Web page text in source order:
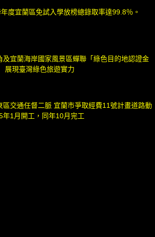
度宜蘭區免試入學放榜總錄取率達99.8％。
及宜蘭海岸國家風景區蟬聯「綠色目的地認證金
展現臺灣綠色旅遊實力
區交通任督二脈 宜蘭市爭取經費11號計畫道路動
年1月開工，同年10月完工